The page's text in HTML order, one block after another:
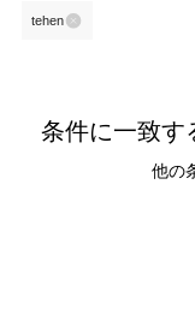
tehen
条件に一致す
他の